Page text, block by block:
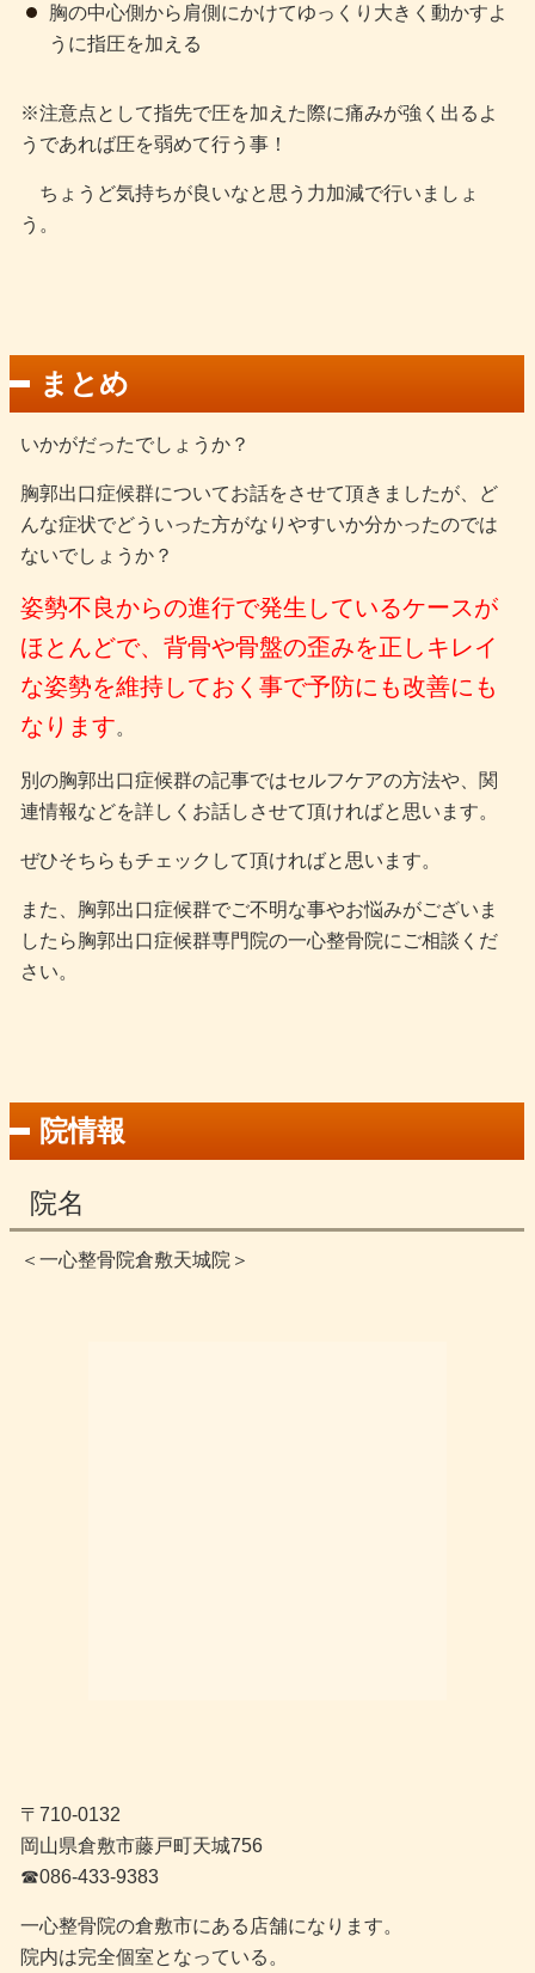
胸の中心側から肩側にかけてゆっくり大きく動かすよ
うに指圧を加える
※注意点として指先で圧を加えた際に痛みが強く出るよ
うであれば圧を弱めて行う事！
ちょうど気持ちが良いなと思う力加減で行いましょ
う。
まとめ
いかがだったでしょうか？
胸郭出口症候群についてお話をさせて頂きましたが、ど
んな症状でどういった方がなりやすいか分かったのでは
ないでしょうか？
姿勢不良からの進行で発生しているケースが
ほとんどで、背骨や骨盤の歪みを正しキレイ
な姿勢を維持しておく事で予防にも改善にも
なります。
別の胸郭出口症候群の記事ではセルフケアの方法や、関
連情報などを詳しくお話しさせて頂ければと思います。
ぜひそちらもチェックして頂ければと思います。
また、胸郭出口症候群でご不明な事やお悩みがございま
したら胸郭出口症候群専門院の一心整骨院にご相談くだ
さい。
院情報
院名
＜一心整骨院倉敷天城院＞
〒710-0132
岡山県倉敷市藤戸町天城756
☎︎086-433-9383
一心整骨院の倉敷市にある店舗になります。
院内は完全個室となっている。